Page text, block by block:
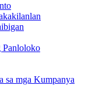
Panloloko
sa mga Kumpanya